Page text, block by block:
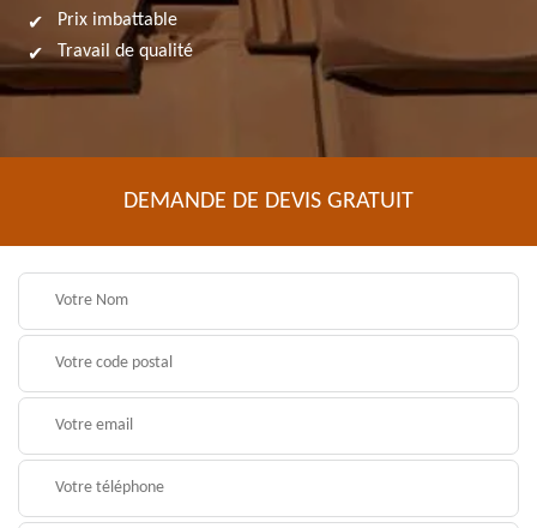
Prix imbattable
Travail de qualité
DEMANDE DE DEVIS GRATUIT